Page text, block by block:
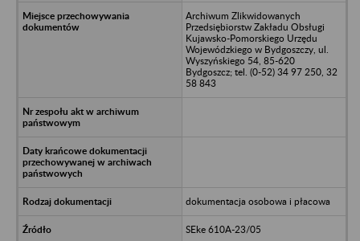
Archiwum Zlikwidowanych
Przedsiębiorstw Zakładu Obsługi
Kujawsko-Pomorskiego Urzędu
Wojewódzkiego w Bydgoszczy, ul.
Wyszyńskiego 54, 85-620
Bydgoszcz; tel. (0-52) 34 97 250, 32
58 843
dokumentacja osobowa i płacowa
SEke 610A-23/05